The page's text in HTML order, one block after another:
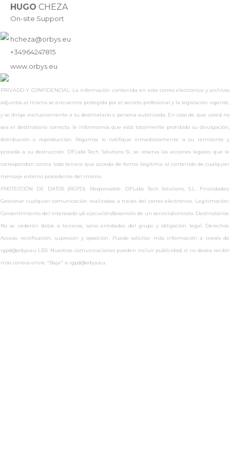
HUGO CHEZA
On-site Support
hcheza@orbys.eu
+34964247815
www.orbys.eu
PRIVADO Y CONFIDENCIAL: La información contenida en este correo electrónico y archivos
adjuntos al mismo se encuentra protegida por el secreto profesional y la legislación vigente,
y se dirige exclusivamente a su destinatario o persona autorizada. En caso de que usted no
sea el destinatario correcto, le informamos que está totalmente prohibido su divulgación,
distribución o reproducción. Rogamos lo notifique inmediatamente a su remitente y
proceda a su destrucción. DFLabs Tech Solutions SL se reserva las acciones legales que le
correspondan contra todo tercero que acceda de forma ilegítima al contenido de cualquier
mensaje externo procedente del mismo.
PROTECCIÓN DE DATOS (RGPD): Responsable: DFLabs Tech Solutions, S.L. Finalidades:
Gestionar cualquier comunicación realizadas a través del correo electrónico. Legitimación:
Consentimiento del interesado y/o ejecución/desarrollo de un servicio/contrato. Destinatarios:
No se cederán datos a terceros, salvo entidades del grupo y obligación legal. Derechos:
Acceso, rectificación, supresión y oposición. Puede solicitar más información a través de
rgpd@orbys.eu LSSI: Nuestras comunicaciones pueden incluir publicidad, si no desea recibir
más correos envíe "Baja" a rgpd@orbys.eu.